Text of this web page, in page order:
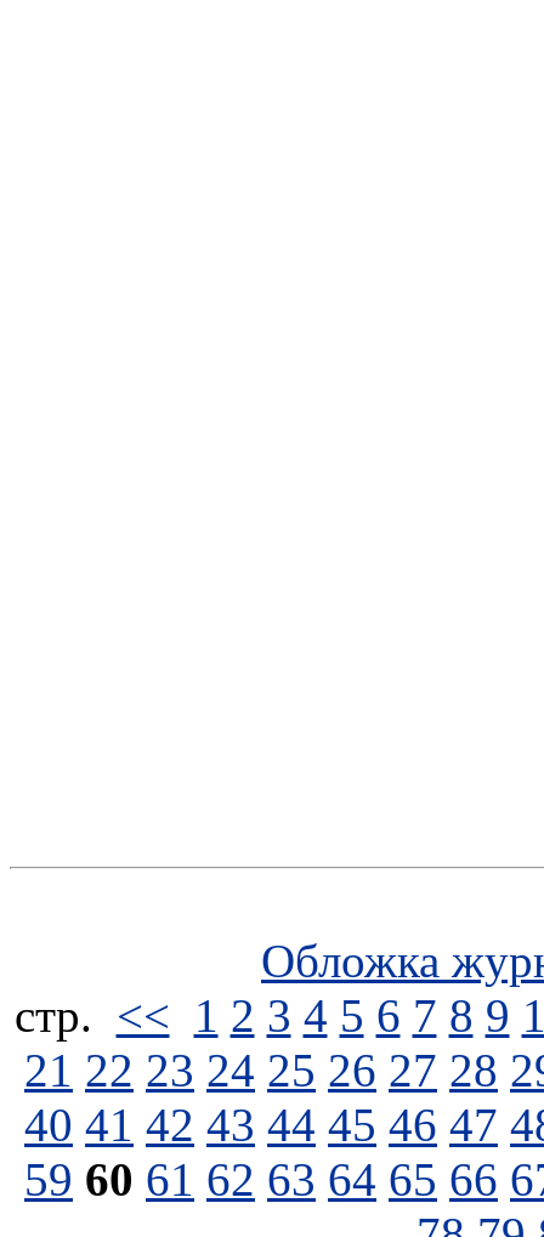
Обложка
стp. << 1 2 3 4 5 6 7 8 9
21 22 23 24 25 26 27 28
40 41 42 43 44 45 46 47
59 60 61 62 63 64 65 66